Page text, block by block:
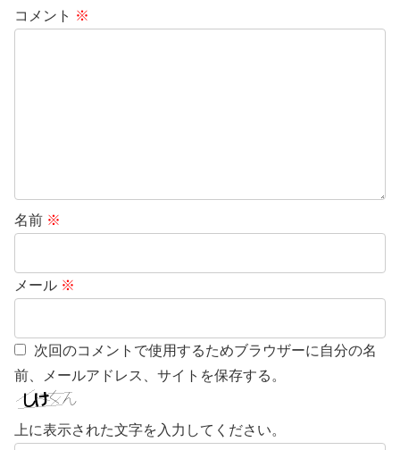
コメント ※
名前 ※
メール ※
次回のコメントで使用するためブラウザーに自分の名
前、メールアドレス、サイトを保存する。
上に表示された文字を入力してください。